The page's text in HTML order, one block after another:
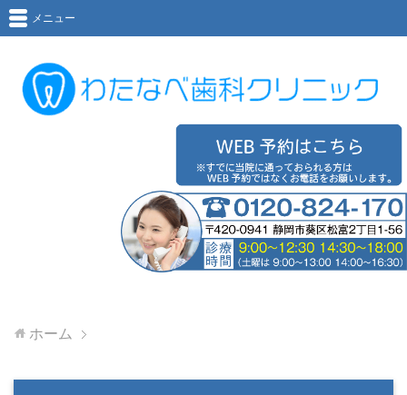
メニュー
ホーム